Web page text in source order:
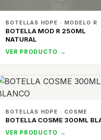
BOTELLAS HDPE · MODELO R
BOTELLA MOD R 250ML
NATURAL
VER PRODUCTO →
BOTELLAS HDPE · COSME
BOTELLA COSME 300ML
VER PRODUCTO →